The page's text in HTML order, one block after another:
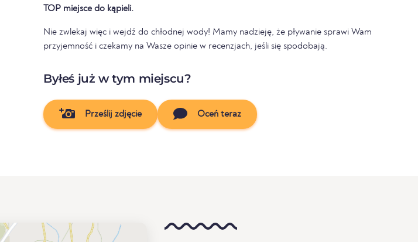
TOP miejsce do kąpieli.
Nie zwlekaj więc i wejdź do chłodnej wody! Mamy nadzieję, że pływanie sprawi Wam
przyjemność i czekamy na Wasze opinie w recenzjach, jeśli się spodobają.
Byłeś już w tym miejscu?
Prześlij zdjęcie Oceń teraz